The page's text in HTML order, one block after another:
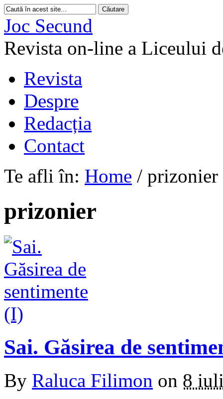
Joc Secund
Revista on-line a Liceului
Revista
Despre
Redacția
Contact
Te afli în: Home / prizonier
prizonier
Sai. Găsirea de
By Raluca Filimon on 8